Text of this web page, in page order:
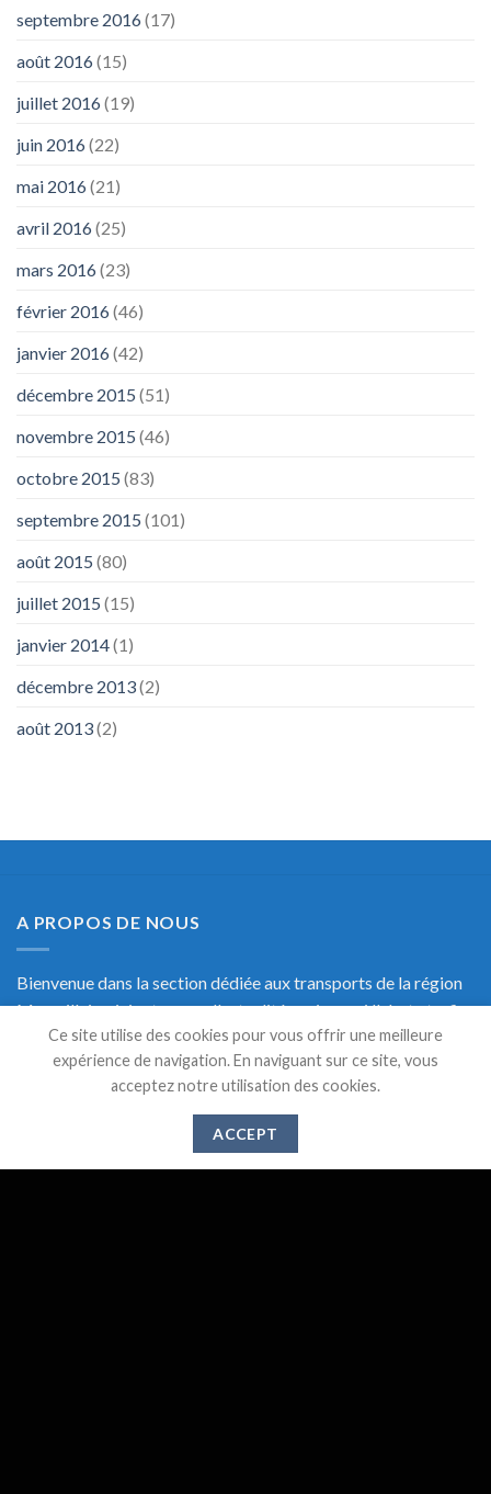
septembre 2016(17)
août 2016(15)
juillet 2016(19)
juin 2016(22)
mai 2016(21)
avril 2016(25)
mars 2016(23)
février 2016(46)
janvier 2016(42)
décembre 2015 (51)
novembre 2015 (46)
octobre 2015 (83)
septembre 2015 (101)
août 2015 (80)
juillet 2015 (15)
janvier 2014(1)
décembre 2013(2)
août 2013(2)
A PROPOS DE NOUS
Bienvenue dans la section dédiée aux transports de la région
Marseillaise, ici retrouvez l'actualité, mais aussi l'alerte trafic
en temps réel et une documentation précise sur les transports
de Marseille.
Ce site utilise des cookies pour vous offrir une meilleure
expérience de navigation. En naviguant sur ce site, vous
acceptez notre utilisation des cookies.
ACCEPT